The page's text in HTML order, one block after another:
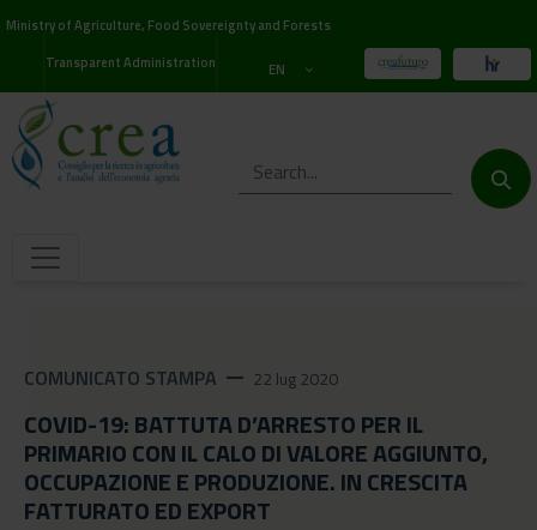
Ministry of Agriculture, Food Sovereignty and Forests
Transparent Administration
EN
COMUNICATO STAMPA remove 22 lug 2020
COVID-19: BATTUTA D’ARRESTO PER IL
PRIMARIO CON IL CALO DI VALORE AGGIUNTO,
OCCUPAZIONE E PRODUZIONE. IN CRESCITA
FATTURATO ED EXPORT